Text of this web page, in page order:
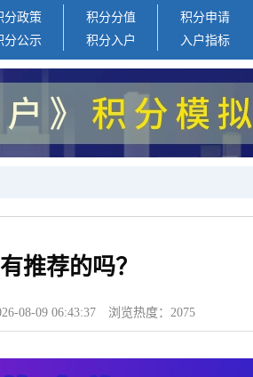
分政策 积分分值
积分申请
分公示
积分入户 入户指标
推荐的吗？
08-09 06:43:37 浏览热度： 2075